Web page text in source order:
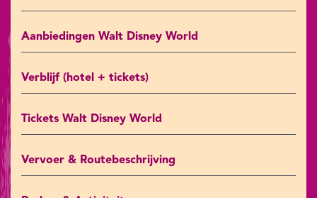
Aanbiedingen Walt Disney World
Verblijf (hotel + tickets)
Tickets Walt Disney World
Vervoer & Routebeschrijving